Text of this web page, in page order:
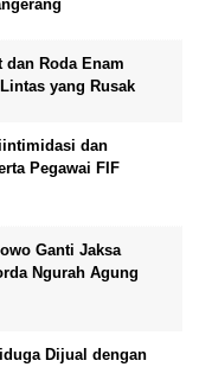
Roda Enam
yang Rusak
dan
Pegawai FIF
Ganti Jaksa
Ngurah Agung
Dijual dengan